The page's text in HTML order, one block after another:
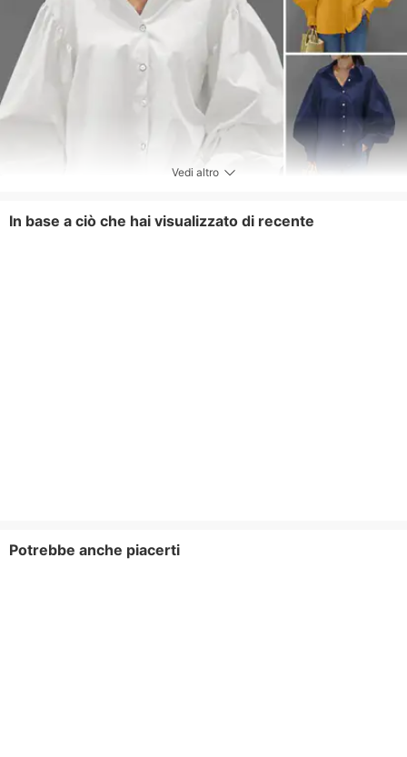
Vedi altro
In base a ciò che hai visualizzato di recente
Potrebbe anche piacerti